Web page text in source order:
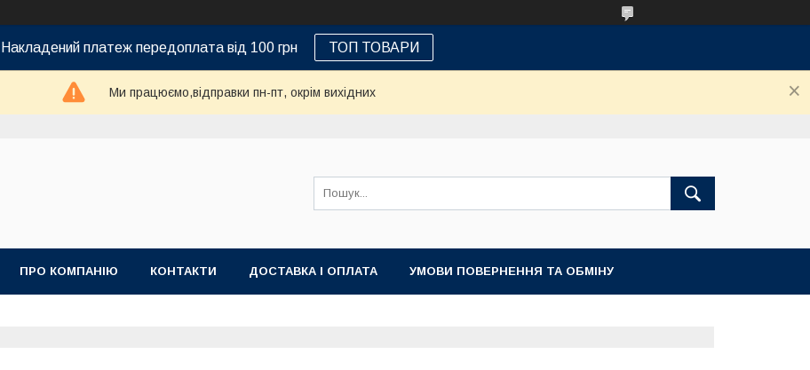
Накладений платеж передоплата від 100 грн ТОП ТОВАРИ
Ми працюємо,відправки пн-пт, окрім вихідних
ПРО КОМПАНІЮ КОНТАКТИ ДОСТАВКА І ОПЛАТА УМОВИ ПОВЕРНЕННЯ ТА ОБМІНУ